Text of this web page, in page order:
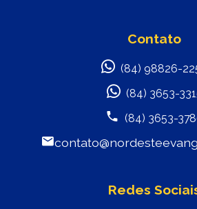
Contato
(84) 98826-
(84) 3653-
(84) 3653-
Redes